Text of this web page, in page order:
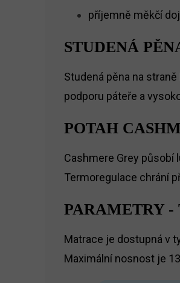
příjemně měkčí
STUDENÁ
Studená pěna na
podporu páteře a
POTAH
Cashmere Grey působí
Termoregulace chrání
PARAMETRY -
Matrace je dostupná v
Maximální nosnost je